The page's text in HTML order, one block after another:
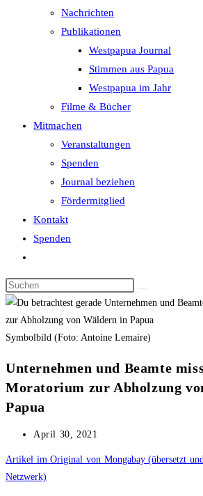
Nachrichten
Publikationen
Westpapua Journal
Stimmen aus Papua
Westpapua im Jahr
Filme & Bücher
Mitmachen
Veranstaltungen
Spenden
Journal beziehen
Fördermitglied
Kontakt
Spenden
umschalten
Diese
Website
durchsuchen
Symbolbild (Foto: Antoine Lemaire)
Unternehmen und Beamte
Moratorium zur Abholzung
Papua
Beitrag
April 30, 2021
Artikel im Original von Mongabay (übersetzt
Netzwerk)